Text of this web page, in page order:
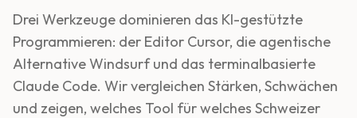
Drei Werkzeuge dominieren das KI-gestützte
Programmieren: der Editor Cursor, die agentische
Alternative Windsurf und das terminalbasierte
Claude Code. Wir vergleichen Stärken, Schwächen
und zeigen, welches Tool für welches Schweizer